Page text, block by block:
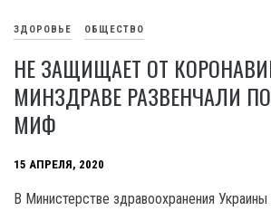
ЗДОРОВЬЕ ОБЩЕСТВО
НЕ ЗАЩИЩАЕТ ОТ
МИНЗДРАВЕ РАЗВЕНЧАЛИ
МИФ
15 АПРЕЛЯ, 2020
В Министерстве здравоохранения